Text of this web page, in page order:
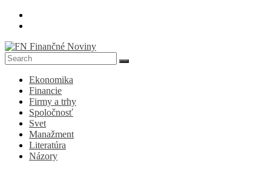
Skip
FN
Finančné
Noviny
Denník
ekonomike
spoločnosti
Ekonomika
Financie
Firmy a trhy
Spoločnosť
Svet
Manažment
Literatúra
Názory